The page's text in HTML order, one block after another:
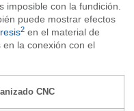
imposible con la fundición.
puede mostrar efectos
2 en el material de
la conexión con el
CNC